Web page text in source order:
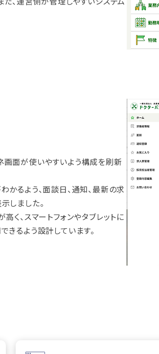
画面が使いやすいよう構成を刷新
かるよう、面談日、通知、最新の求
しました。
く、スマートフォンやタブレットに
きるよう設計しています。